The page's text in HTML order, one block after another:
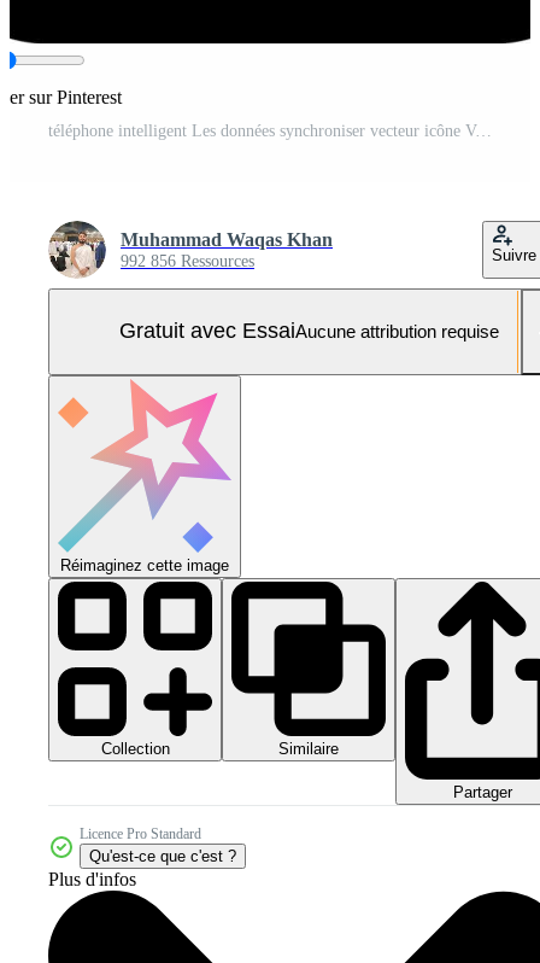
sur Pinterest
téléphone intelligent Les données synchroniser vecteur icône Vecteur Pro et SVG Pro
Muhammad Waqas Khan
992 856 Ressources Suivre
Gratuit avec EssaiAucune attribution requise
Réimaginez cette image
Collection Similaire
Partager
Licence Pro Standard
Qu'est-ce que c'est ?
Plus d'infos